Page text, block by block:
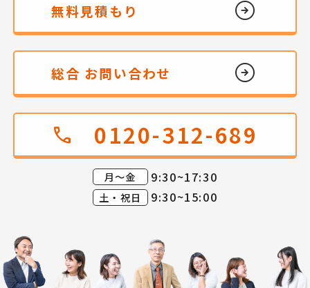
無料見積もり
総合 お問い合わせ
call 0120-312-689
月～金 9:30~17:30
土・祝日 9:30~15:00